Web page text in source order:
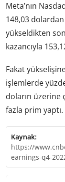
Meta’nın
148,03
yükseldikten
kazancıyla
Fakat
işlemlerde
doların üzerine
fazla prim yaptı.
Kaynak:
https://
earnings-q4-